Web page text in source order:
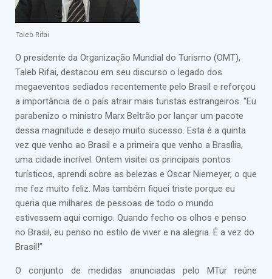
Taleb Rifai
O presidente da Organização Mundial do Turismo (OMT),
Taleb Rifai, destacou em seu discurso o legado dos
megaeventos sediados recentemente pelo Brasil e reforçou
a importância de o país atrair mais turistas estrangeiros. “Eu
parabenizo o ministro Marx Beltrão por lançar um pacote
dessa magnitude e desejo muito sucesso. Esta é a quinta
vez que venho ao Brasil e a primeira que venho a Brasília,
uma cidade incrível. Ontem visitei os principais pontos
turísticos, aprendi sobre as belezas e Oscar Niemeyer, o que
me fez muito feliz. Mas também fiquei triste porque eu
queria que milhares de pessoas de todo o mundo
estivessem aqui comigo. Quando fecho os olhos e penso
no Brasil, eu penso no estilo de viver e na alegria. É a vez do
Brasil!”
O conjunto de medidas anunciadas pelo MTur reúne